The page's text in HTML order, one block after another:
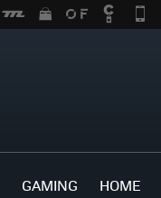
GAMING HOME